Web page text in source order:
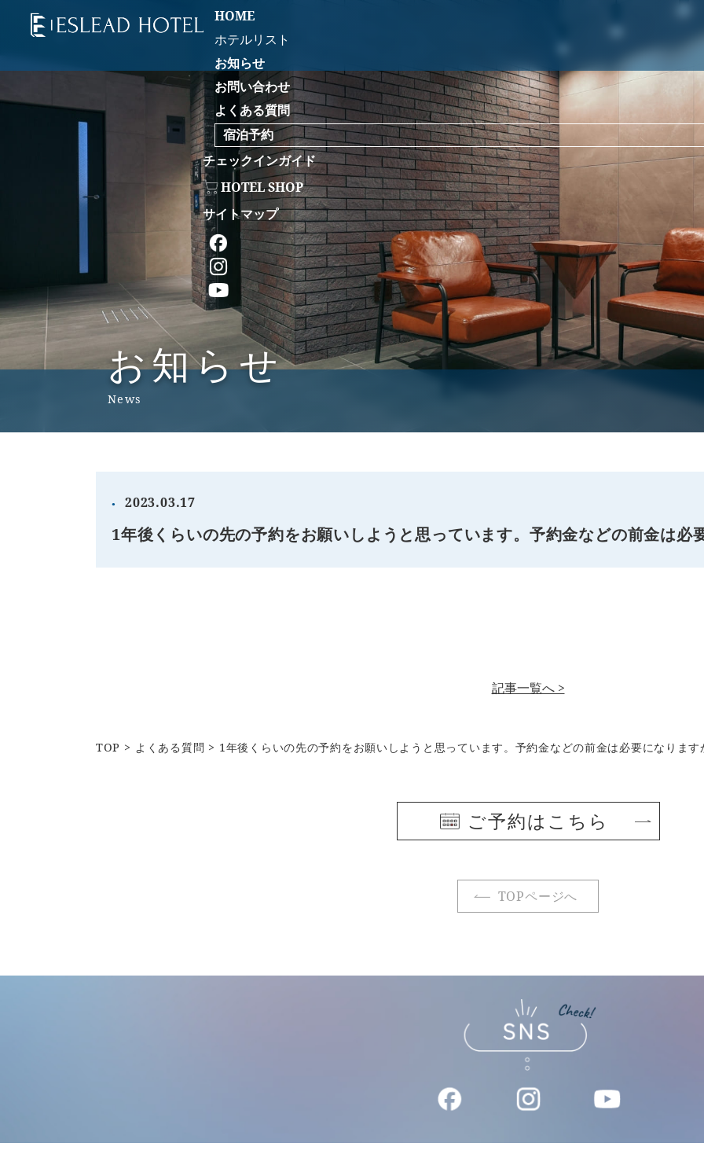
HOME
ホテルリスト
お知らせ
お問い合わせ
よくある質問
宿泊予約
チェックインガイド
HOTEL SHOP
サイトマップ
お知らせ
News
2023.03.17
1年後くらいの先の予約をお願いしようと思っています。予約金などの前金は必
記事一覧へ >
TOP よくある質問 1年後くらいの先の予約をお願いしようと思っています。予約金などの前金は必要になります
ご予約はこちら
TOPページへ